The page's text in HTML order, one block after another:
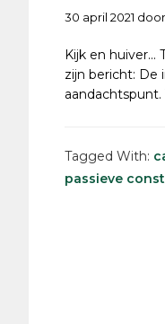
30 april 2021 door
Kijk en
zijn bericht: De
Tagged With:
passieve